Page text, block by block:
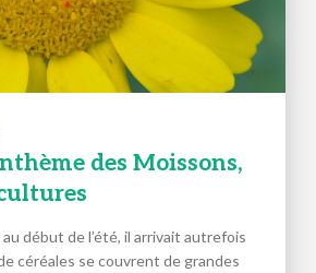
des Moissons,
début de l’été, il arrivait autrefois
céréales se couvrent de grandes